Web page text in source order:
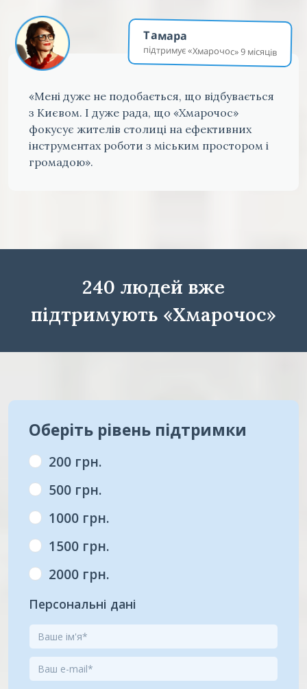
Тамара
підтримує «Хмарочос» 9 місяців
«Мені дуже не подобається, що відбувається
з Києвом. І дуже рада, що «Хмарочос»
фокусує жителів столиці на ефективних
інструментах роботи з міським простором і
громадою».
240 людей вже
підтримують «Хмарочос»
Оберіть рівень підтримки
200 грн.
500 грн.
1000 грн.
1500 грн.
2000 грн.
Персональні дані